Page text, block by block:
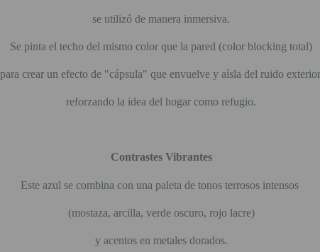
se utilizó de manera inmersiva.
Se pinta el techo del mismo color que la pared (color blocking total)
para crear un efecto de "cápsula" que envuelve y aísla del ruido
reforzando la idea del hogar como refugio.
Contrastes Vibrantes
Este azul se combina con una paleta de tonos terrosos intensos
(mostaza, arcilla, verde oscuro, rojo lacre)
y acentos en metales dorados.